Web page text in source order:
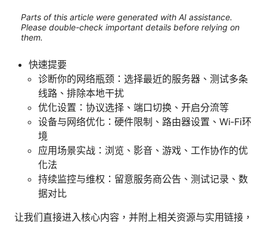
Parts of this article were generated with AI assistance.
Please double-check important details before relying on
them.
快速提要
诊断你的网络瓶颈：选择最近的服务器、测试多条
线路、排除本地干扰
优化设置：协议选择、端口切换、开启分流等
设备与网络优化：硬件限制、路由器设置、Wi‑Fi环
境
应用场景实战：浏览、影音、游戏、工作协作的优
化法
持续监控与维权：留意服务商公告、测试记录、数
据对比
让我们直接进入核心内容，并附上相关资源与实用链接，